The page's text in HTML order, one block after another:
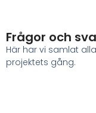
Frågor och
Här har vi samlat
projektets gång.